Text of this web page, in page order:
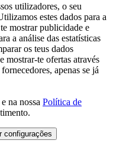
utilizadores, o seu
estes dados para a
mostrar publicidade e
a análise das estatísticas
os teus dados
mostrar-te ofertas através
apenas se já
na nossa Política de
configurações